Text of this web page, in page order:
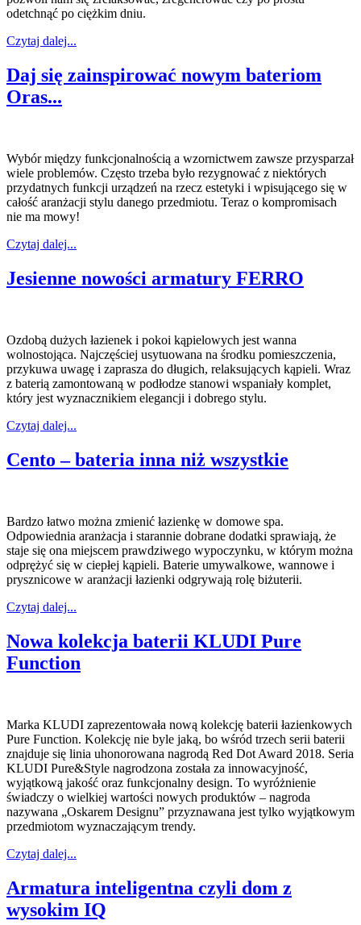
odetchnąć po ciężkim dniu.
Czytaj dalej...
Daj się zainspirować nowym bateriom
Oras...
Wybór między funkcjonalnością a wzornictwem zawsze przysparzał
wiele problemów. Często trzeba było rezygnować z niektórych
przydatnych funkcji urządzeń na rzecz estetyki i wpisującego się w
całość aranżacji stylu danego przedmiotu. Teraz o kompromisach
nie ma mowy!
Czytaj dalej...
Jesienne nowości armatury FERRO
Ozdobą dużych łazienek i pokoi kąpielowych jest wanna
wolnostojąca. Najczęściej usytuowana na środku pomieszczenia,
przykuwa uwagę i zaprasza do długich, relaksujących kąpieli. Wraz
z baterią zamontowaną w podłodze stanowi wspaniały komplet,
który jest wyznacznikiem elegancji i dobrego stylu.
Czytaj dalej...
Cento – bateria inna niż wszystkie
Bardzo łatwo można zmienić łazienkę w domowe spa.
Odpowiednia aranżacja i starannie dobrane dodatki sprawiają, że
staje się ona miejscem prawdziwego wypoczynku, w którym można
odprężyć się w ciepłej kąpieli. Baterie umywalkowe, wannowe i
prysznicowe w aranżacji łazienki odgrywają rolę biżuterii.
Czytaj dalej...
Nowa kolekcja baterii KLUDI Pure
Function
Marka KLUDI zaprezentowała nową kolekcję baterii łazienkowych
Pure Function. Kolekcję nie byle jaką, bo wśród trzech serii baterii
znajduje się linia uhonorowana nagrodą Red Dot Award 2018. Seria
KLUDI Pure&Style nagrodzona została za innowacyjność,
wyjątkową jakość oraz funkcjonalny design. To wyróżnienie
świadczy o wielkiej wartości nowych produktów – nagroda
nazywana „Oskarem Designu” przyznawana jest tylko wyjątkowym
przedmiotom wyznaczającym trendy.
Czytaj dalej...
Armatura inteligentna czyli dom z
wysokim IQ